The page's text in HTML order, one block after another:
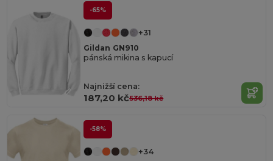
-65%
+31
Gildan GN910
pánská mikina s kapucí
Najnižší cena:
187,20 kč536,18 kč
-58%
+34